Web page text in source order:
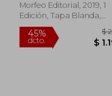
Alcaide: 3 (Morfeo
Clásicos)
Morfeo Editorial, 2019, 1
Edición, Tapa Blanda,
Nuevo